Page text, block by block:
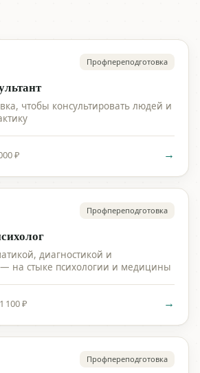
Профпереподготовка
чтобы консультировать людей и
₽ →
Профпереподготовка
диагностикой и
на стыке психологии и медицины
100 ₽ →
Профпереподготовка